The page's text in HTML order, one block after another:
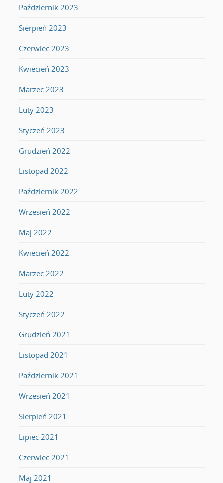
Październik 2023
Sierpień 2023
Czerwiec 2023
Kwiecień 2023
Marzec 2023
Luty 2023
Styczeń 2023
Grudzień 2022
Listopad 2022
Październik 2022
Wrzesień 2022
Maj 2022
Kwiecień 2022
Marzec 2022
Luty 2022
Styczeń 2022
Grudzień 2021
Listopad 2021
Październik 2021
Wrzesień 2021
Sierpień 2021
Lipiec 2021
Czerwiec 2021
Maj 2021